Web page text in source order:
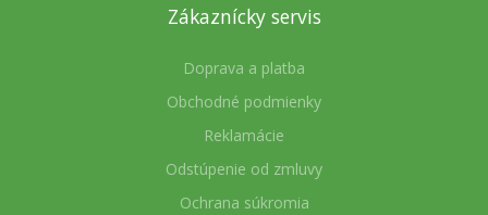
Zákaznícky servis
Doprava a platba
Obchodné podmienky
Reklamácie
Odstúpenie od zmluvy
Ochrana súkromia